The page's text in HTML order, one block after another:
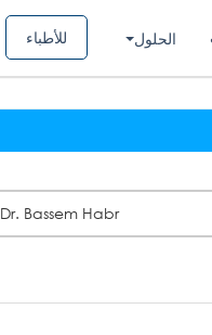
للأطباء الحلول
Dr. Bassem Habr